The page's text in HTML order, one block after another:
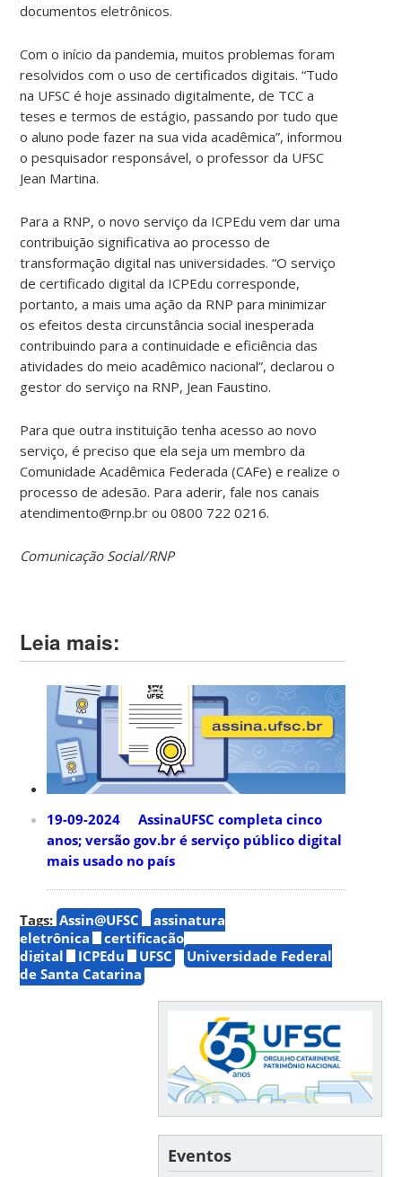
documentos eletrônicos.
Com o início da pandemia, muitos problemas foram
resolvidos com o uso de certificados digitais. “Tudo
na UFSC é hoje assinado digitalmente, de TCC a
teses e termos de estágio, passando por tudo que
o aluno pode fazer na sua vida acadêmica”, informou
o pesquisador responsável, o professor da UFSC
Jean Martina.
Para a RNP, o novo serviço da ICPEdu vem dar uma
contribuição significativa ao processo de
transformação digital nas universidades. “O serviço
de certificado digital da ICPEdu corresponde,
portanto, a mais uma ação da RNP para minimizar
os efeitos desta circunstância social inesperada
contribuindo para a continuidade e eficiência das
atividades do meio acadêmico nacional”, declarou o
gestor do serviço na RNP, Jean Faustino.
Para que outra instituição tenha acesso ao novo
serviço, é preciso que ela seja um membro da
Comunidade Acadêmica Federada (CAFe) e realize o
processo de adesão. Para aderir, fale nos canais
atendimento@rnp.br ou 0800 722 0216.
Comunicação Social/RNP
Leia mais:
19-09-2024 AssinaUFSC completa cinco
anos; versão gov.br é serviço público digital
mais usado no país
Tags: Assin@UFSC
assinatura
eletrônica
certificação
digital
ICPEdu UFSC
Universidade Federal
de Santa Catarina
Eventos